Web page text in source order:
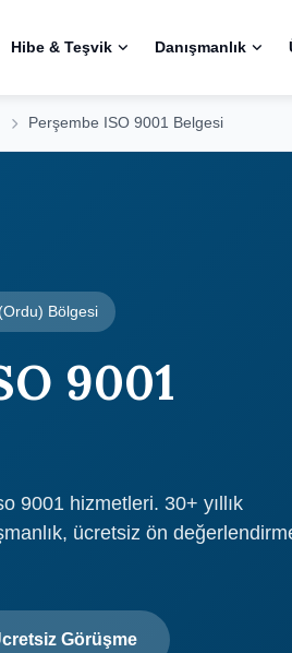
Hibe & Teşvik Danışmanlık
Perşembe ISO 9001 Belgesi
Bölgesi
9001
9001 hizmetleri. 30+ yıllık
ücretsiz ön
Görüşme